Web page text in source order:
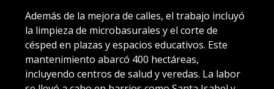
Además de la mejora de calles, el trabajo incluyó
la limpieza de microbasurales y el corte de
césped en plazas y espacios educativos. Este
mantenimiento abarcó 400 hectáreas,
incluyendo centros de salud y veredas. La labor